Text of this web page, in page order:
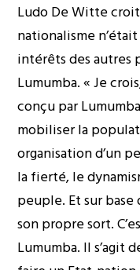
Ludo De Witte
nationalisme
intérêts des autres
Lumumba. « Je
conçu par
mobiliser la
organisation d’un
la fierté, le
peuple. Et sur
son propre sort.
Lumumba. Il s’agit